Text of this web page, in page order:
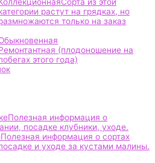
растут на грядках, но
только на заказ
(плодоношение на
этого года)
Полезная информация о
посадке клубники, уходе.
Полезная информация о сортах
и уходе за кустами малины.